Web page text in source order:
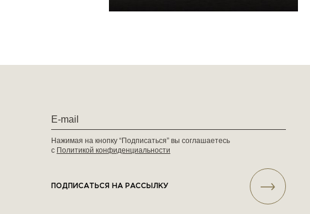
Нажимая на кнопку “Подписаться” вы соглашаетесь
с Политикой конфиденциальности
ПОДПИСАТЬСЯ НА РАССЫЛКУ